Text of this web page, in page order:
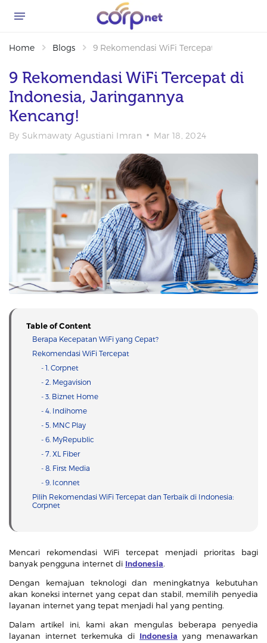
Home Blogs 9 Rekomendasi WiFi Tercepat di
9 Rekomendasi WiFi Tercepat di
Indonesia, Jaringannya
Kencang!
By Sukmawaty Agustiani Imran Mar 18, 2024
Table of Content
Berapa Kecepatan WiFi yang Cepat?
Rekomendasi WiFi Tercepat
- 1. Corpnet
- 2. Megavision
- 3. Biznet Home
- 4. Indihome
- 5. MNC Play
- 6. MyRepublic
- 7. XL Fiber
- 8. First Media
- 9. Iconnet
Pilih Rekomendasi WiFi Tercepat dan Terbaik di Indonesia:
Corpnet
Mencari rekomendasi WiFi tercepat menjadi prioritas bagi
banyak pengguna internet di Indonesia.
Dengan kemajuan teknologi dan meningkatnya kebutuhan
akan koneksi internet yang cepat dan stabil, memilih penyedia
layanan internet yang tepat menjadi hal yang penting.
Dalam artikel ini, kami akan mengulas beberapa penyedia
layanan internet terkemuka di Indonesia yang menawarkan